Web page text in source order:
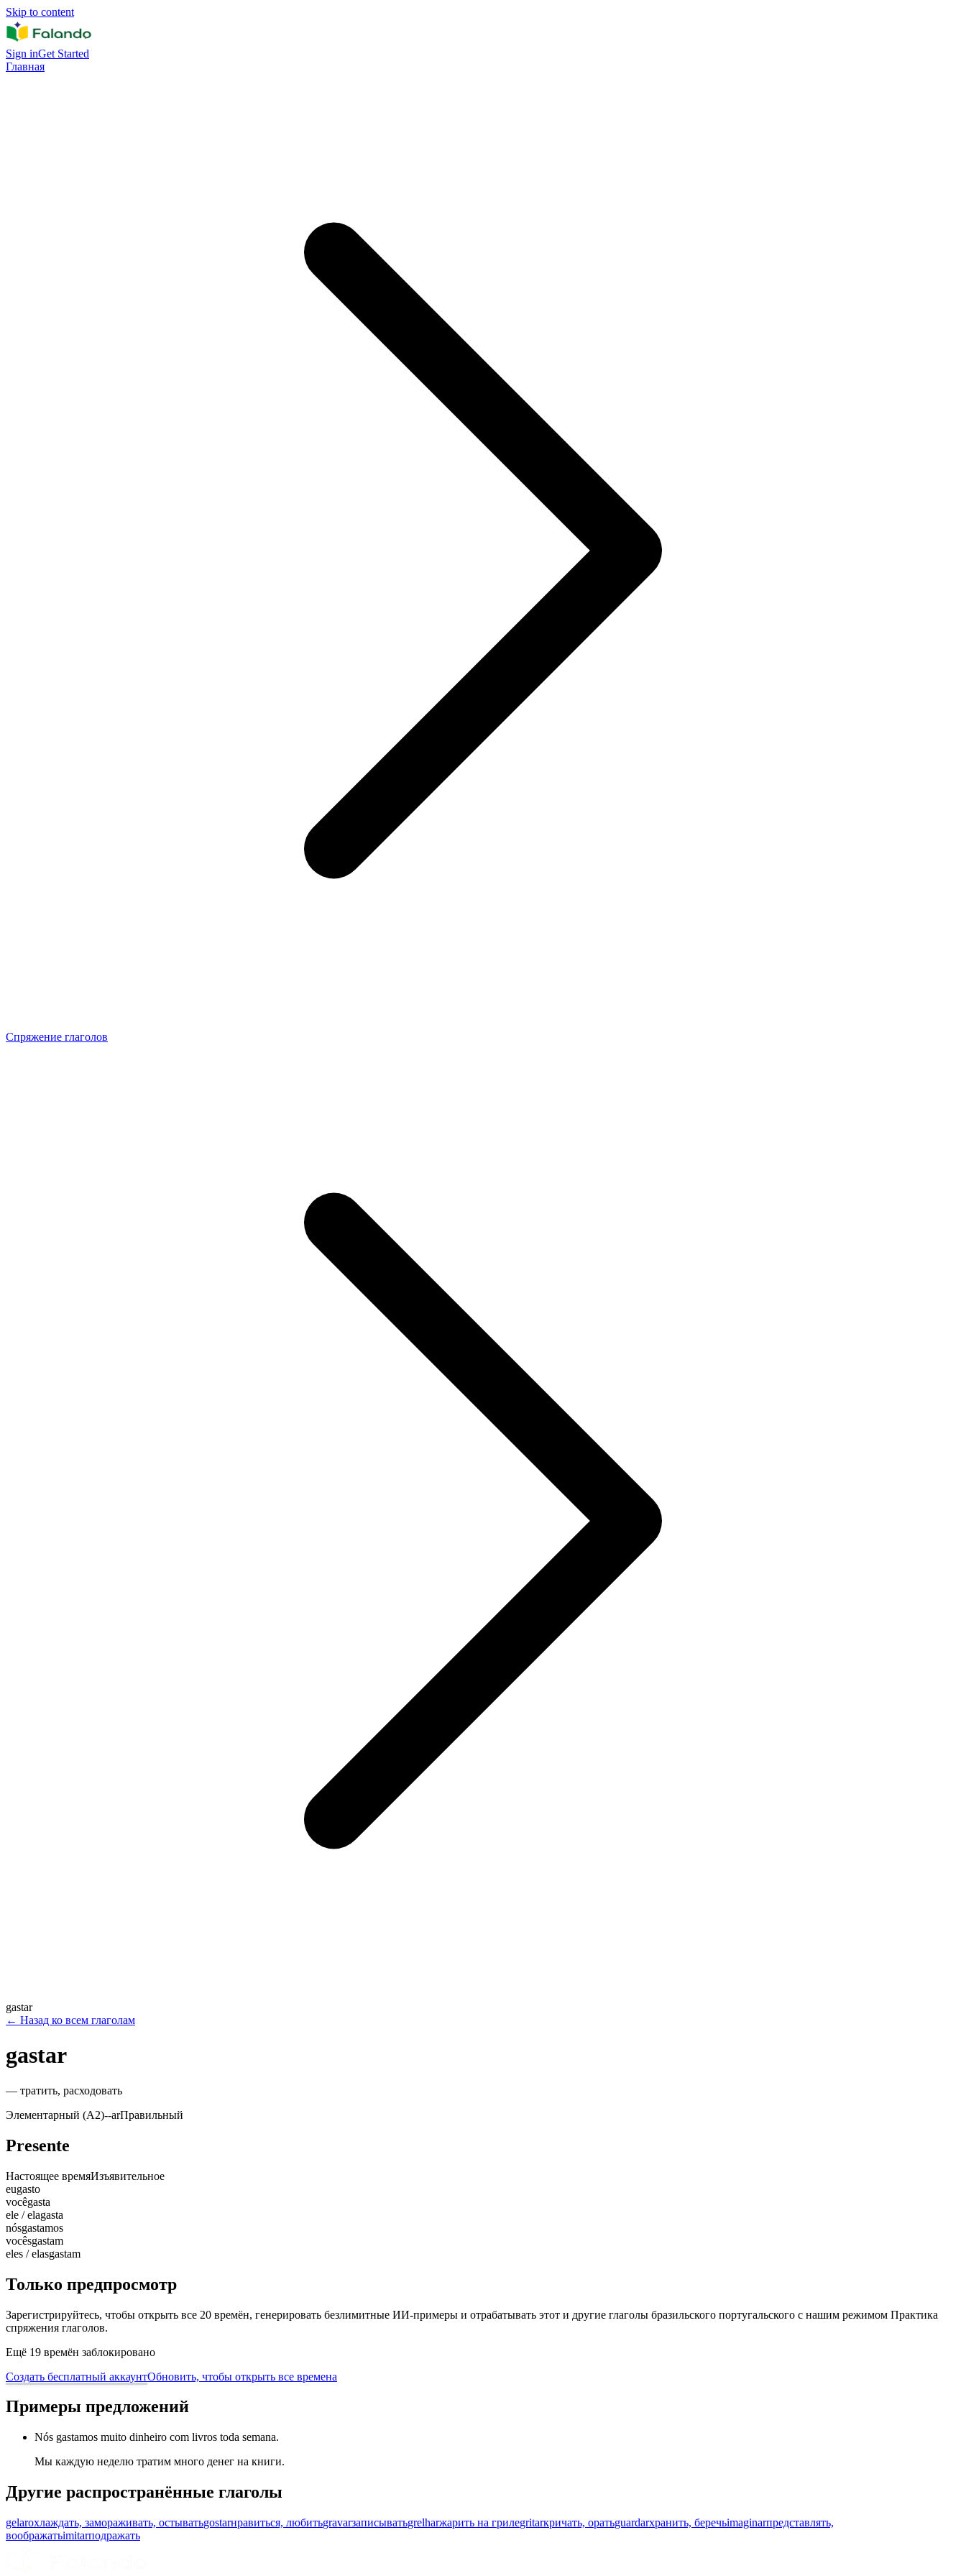
Skip to content
Sign inGet Started
Главная
Спряжение глаголов
gastar
← Назад ко всем глаголам
gastar
— тратить, расходовать
Элементарный (A2)--arПравильный
Presente
Настоящее времяИзъявительное
eugasto
vocêgasta
ele / elagasta
nósgastamos
vocêsgastam
eles / elasgastam
Только предпросмотр
Зарегистрируйтесь, чтобы открыть все 20 времён, генерировать безлимитные ИИ-примеры и отрабатывать этот и другие глаголы бразильского португальского с нашим режимом Практика
спряжения глаголов.
Ещё 19 времён заблокировано
Создать бесплатный аккаунтОбновить, чтобы открыть все времена
Примеры предложений
Nós gastamos muito dinheiro com livros toda semana.
Мы каждую неделю тратим много денег на книги.
Другие распространённые глаголы
gelarохлаждать, замораживать, остыватьgostarнравиться, любитьgravarзаписыватьgrelharжарить на грилеgritarкричать, оратьguardarхранить, беречьimaginarпредставлять,
воображатьimitarподражать